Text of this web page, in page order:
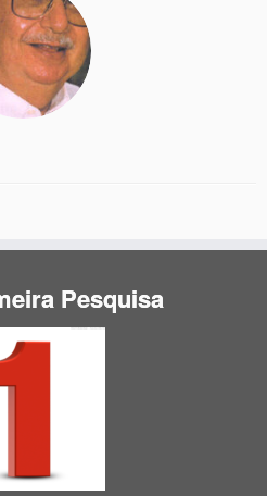
Pesquisa